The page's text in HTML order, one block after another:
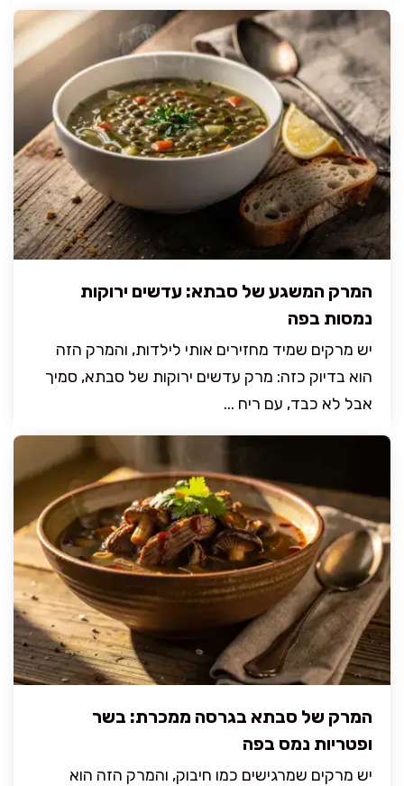
המרק המשגע של סבתא: עדשים ירוקות
נמסות בפה
יש מרקים שמיד מחזירים אותי לילדות, והמרק הזה
הוא בדיוק כזה: מרק עדשים ירוקות של סבתא, סמיך
אבל לא כבד, עם ריח ...
המרק של סבתא בגרסה ממכרת: בשר
ופטריות נמס בפה
יש מרקים שמרגישים כמו חיבוק, והמרק הזה הוא